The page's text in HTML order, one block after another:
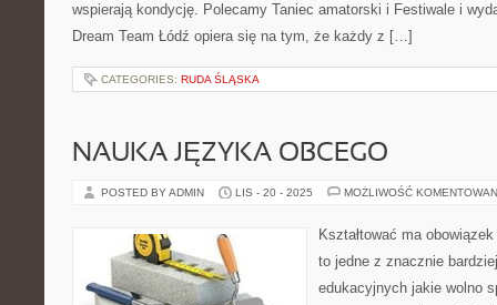
wspierają kondycję. Polecamy Taniec amatorski i Festiwale i
Dream Team Łódź opiera się na tym, że każdy z […]
CATEGORIES: RUDA ŚLĄSKA
NAUKA JĘZYKA OBCEGO
POSTED BY ADMIN LIS - 20 - 2025 MOŻLIWOŚĆ
Kształtować ma
to jedne z znacznie
edukacyjnych jakie wolno